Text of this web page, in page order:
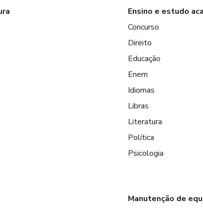
Ensino e estudo
Concurso
Direito
Educação
Enem
Idiomas
Libras
Literatura
Política
Psicologia
Manutenção de